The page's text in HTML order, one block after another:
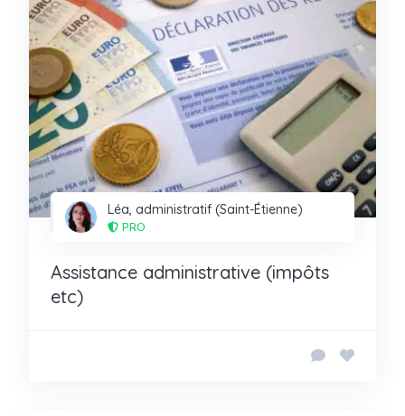
Léa, administratif (Saint-Étienne)
PRO
Assistance administrative (impôts
etc)